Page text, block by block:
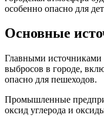
особенно опасно для
Основные
Главными источниками
выбросов в городе,
опасно для пешеходов.
Промышленные
оксид углерода и